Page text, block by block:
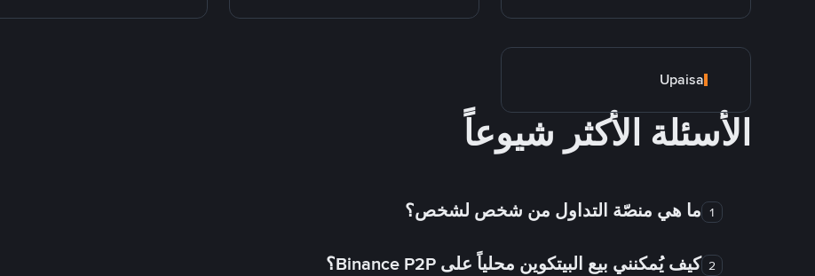
Upaisa
الأسئلة الأكثر شيوعاً
1 ما هي منصّة التداول من شخص لشخص؟
2 كيف يُمكنني بيع البيتكوين محلياً على Binance P2P؟